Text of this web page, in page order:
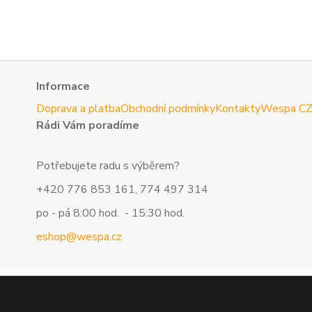
Informace
Doprava a platbaObchodní podmínkyKontaktyWespa CZ
Rádi Vám poradíme
Potřebujete radu s výběrem?
+420 776 853 161, 774 497 314
po - pá 8:00 hod. - 15:30 hod.
eshop@wespa.cz